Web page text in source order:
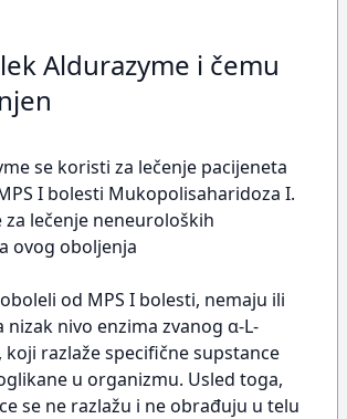
Aldurazyme i čemu
se koristi za lečenje pacijeneta
I bolesti Mukopolisaharidoza I.
za lečenje neneuroloških
ovog oboljenja
od MPS I bolesti, nemaju ili
nizak nivo enzima zvanog α-L-
razlaže specifične supstance
u organizmu. Usled toga,
se ne razlažu i ne obrađuju u telu